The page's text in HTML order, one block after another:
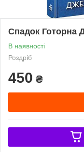
Спадок Готорна
В наявності
Роздріб
450 ₴